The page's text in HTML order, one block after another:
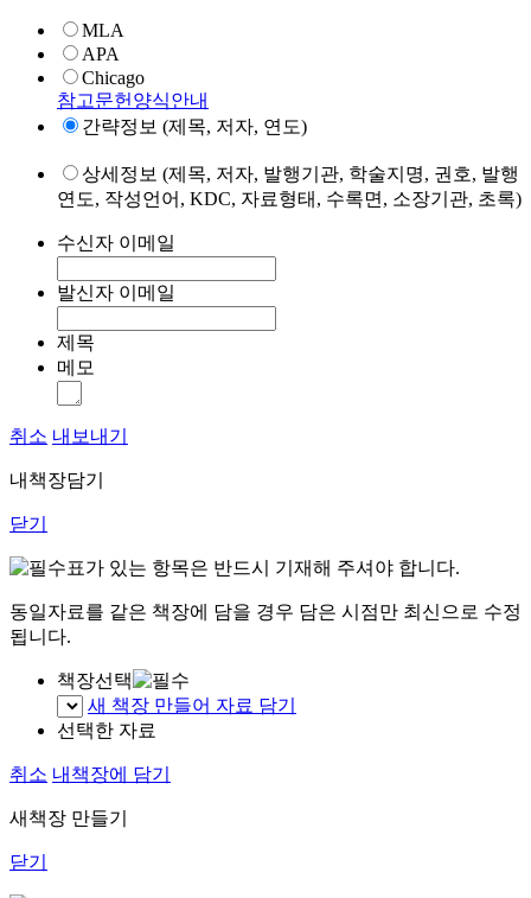
MLA
APA
Chicago
참고문헌양식안내
간략정보 (제목, 저자, 연도)
상세정보 (제목, 저자, 발행기관, 학술지명, 권호, 발행
연도, 작성언어, KDC, 자료형태, 수록면, 소장기관, 초록)
수신자 이메일
발신자 이메일
제목
메모
취소 내보내기
내책장담기
닫기
표가 있는 항목은 반드시 기재해 주셔야 합니다.
동일자료를 같은 책장에 담을 경우 담은 시점만 최신으로 수정
됩니다.
책장선택
새 책장 만들어 자료 담기
선택한 자료
취소 내책장에 담기
새책장 만들기
닫기